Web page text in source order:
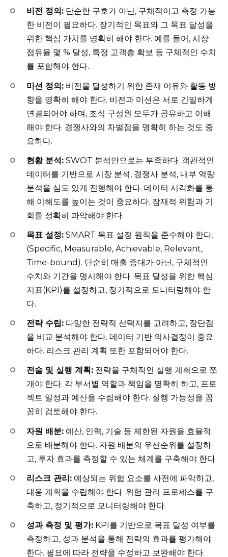
비전 정의: 단순한 구호가 아닌, 구체적이고 측정 가능
한 비전이 필요하다. 장기적인 목표와 그 목표 달성을
위한 핵심 가치를 명확히 해야 한다. 예를 들어, 시장
점유율 몇 % 달성, 특정 고객층 확보 등 구체적인 수치
를 포함해야 한다.
미션 정의: 비전을 달성하기 위한 존재 이유와 활동 방
향을 명확히 해야 한다. 비전과 미션은 서로 긴밀하게
연결되어야 하며, 조직 구성원 모두가 공유하고 이해
해야 한다. 경쟁사와의 차별점을 명확히 하는 것도 중
요하다.
현황 분석: SWOT 분석만으로는 부족하다. 객관적인
데이터를 기반으로 시장 분석, 경쟁사 분석, 내부 역량
분석을 심도 있게 진행해야 한다. 데이터 시각화를 통
해 이해도를 높이는 것이 중요하다. 잠재적 위험과 기
회를 정확히 파악해야 한다.
목표 설정: SMART 목표 설정 원칙을 준수해야 한다.
(Specific, Measurable, Achievable, Relevant,
Time-bound). 단순히 매출 증대가 아닌, 구체적인
수치와 기간을 명시해야 한다. 목표 달성을 위한 핵심
지표(KPI)를 설정하고, 정기적으로 모니터링해야 한
다.
전략 수립: 다양한 전략적 선택지를 고려하고, 장단점
을 비교 분석해야 한다. 데이터 기반 의사결정이 중요
하다. 리스크 관리 계획 또한 포함되어야 한다.
전술 및 실행 계획: 전략을 구체적인 실행 계획으로 쪼
개야 한다. 각 부서별 역할과 책임을 명확히 하고, 프로
젝트 일정과 예산을 수립해야 한다. 실행 가능성을 꼼
꼼히 검토해야 한다.
자원 배분: 예산, 인력, 기술 등 제한된 자원을 효율적
으로 배분해야 한다. 자원 배분의 우선순위를 설정하
고, 투자 효과를 측정할 수 있는 체계를 구축해야 한다.
리스크 관리: 예상되는 위험 요소를 사전에 파악하고,
대응 계획을 수립해야 한다. 위험 관리 프로세스를 구
축하고, 정기적으로 모니터링해야 한다.
성과 측정 및 평가: KPI를 기반으로 목표 달성 여부를
측정하고, 성과 분석을 통해 전략의 효과를 평가해야
한다. 필요에 따라 전략을 수정하고 보완해야 한다.